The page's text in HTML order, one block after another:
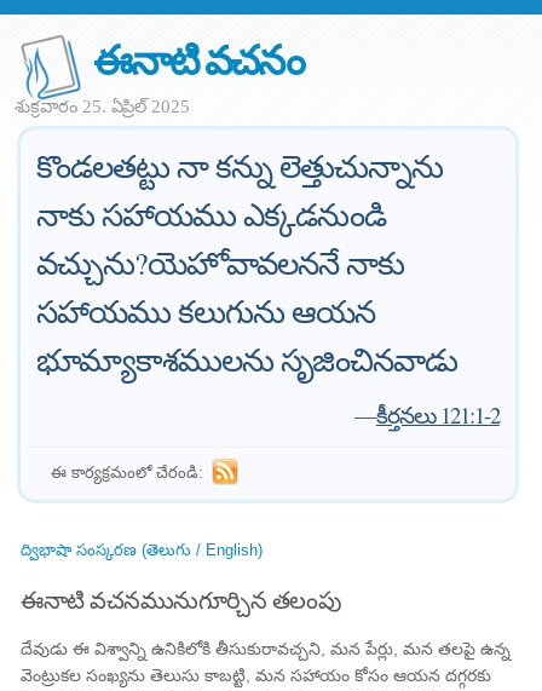
ఈనాటి వచనం
శుక్రవారం 25. ఏప్రిల్ 2025
కొండలతట్టు నా కన్ను లెత్తుచున్నాను
నాకు సహాయము ఎక్కడనుండి
వచ్చును?యెహోవావలననే నాకు
సహాయము కలుగును ఆయన
భూమ్యాకాశములను సృజించినవాడు
—కీర్తనలు 121:1-2
ఈ కార్యక్రమంలో చేరండి:
ద్విభాషా సంస్కరణ (తెలుగు / English)
ఈనాటి వచనమునుగూర్చిన తలంపు
దేవుడు ఈ విశ్వాన్ని ఉనికిలోకి తీసుకురావచ్చని, మన పేర్లు, మన తలపై ఉన్న
వెంట్రుకల సంఖ్యను తెలుసు కాబట్టి, మన సహాయం కోసం ఆయన దగ్గరకు